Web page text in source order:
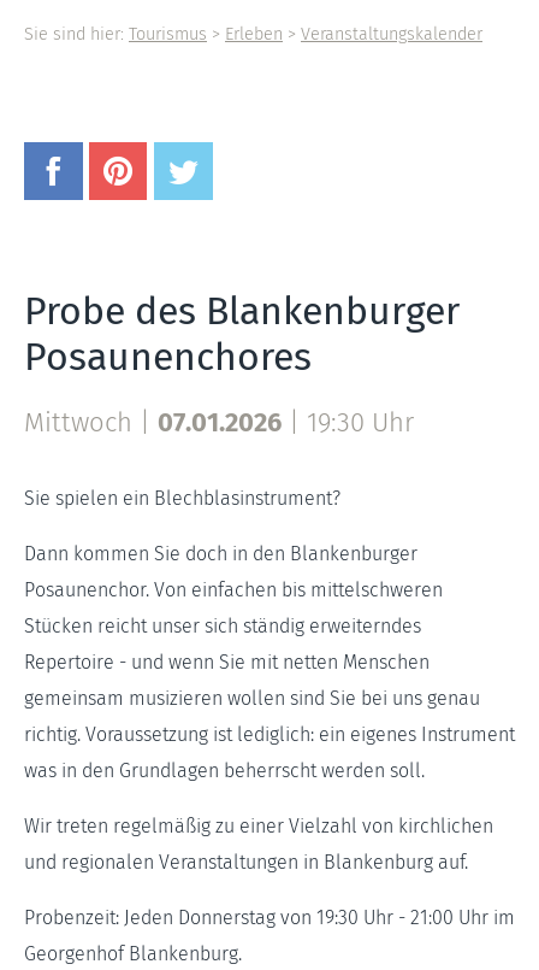
Sie sind hier: Tourismus > Erleben > Veranstaltungskalender
Probe des Blankenburger
Posaunenchores
Mittwoch | 07.01.2026 19:30 Uhr
Sie spielen ein Blechblasinstrument?
Dann kommen Sie doch in den Blankenburger
Posaunenchor. Von einfachen bis mittelschweren
Stücken reicht unser sich ständig erweiterndes
Repertoire - und wenn Sie mit netten Menschen
gemeinsam musizieren wollen sind Sie bei uns genau
richtig. Voraussetzung ist lediglich: ein eigenes Instrument
was in den Grundlagen beherrscht werden soll.
Wir treten regelmäßig zu einer Vielzahl von kirchlichen
und regionalen Veranstaltungen in Blankenburg auf.
Probenzeit: Jeden Donnerstag von 19:30 Uhr - 21:00 Uhr im
Georgenhof Blankenburg.